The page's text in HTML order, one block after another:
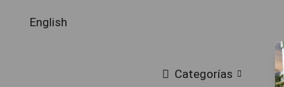
English
Categorías